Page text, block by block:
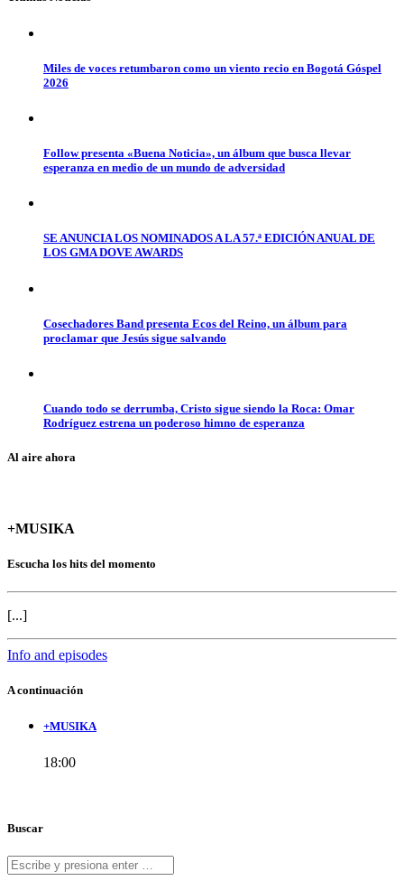
Miles de voces retumbaron como un viento recio en Bogotá Góspel
2026
Follow presenta «Buena Noticia», un álbum que busca llevar
esperanza en medio de un mundo de adversidad
SE ANUNCIA LOS NOMINADOS A LA 57.ª EDICIÓN ANUAL DE
LOS GMA DOVE AWARDS
Cosechadores Band presenta Ecos del Reino, un álbum para
proclamar que Jesús sigue salvando
Cuando todo se derrumba, Cristo sigue siendo la Roca: Omar
Rodríguez estrena un poderoso himno de esperanza
Al aire ahora
+MUSIKA
Escucha los hits del momento
[...]
Info and episodes
A continuación
+MUSIKA
18:00
Buscar